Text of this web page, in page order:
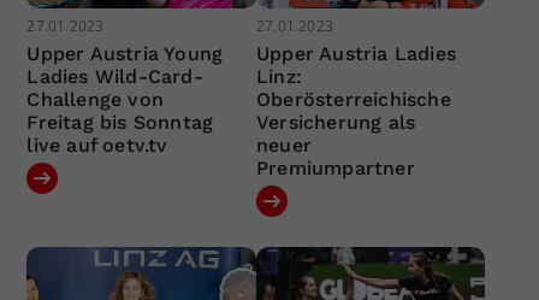
27.01.2023
Upper Austria Young
Ladies Wild-Card-
Challenge von
Freitag bis Sonntag
live auf oetv.tv
27.01.2023
Upper Austria Ladies
Linz:
Oberösterreichische
Versicherung als
neuer
Premiumpartner